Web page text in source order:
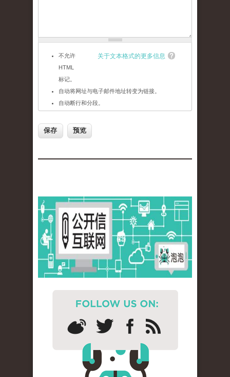
关于文本格式的更多信息
不允许
HTML
标记。
自动将网址与电子邮件地址转变为链接。
自动断行和分段。